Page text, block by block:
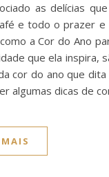
as delícias
e todo o prazer
a Cor do Ano
que ela inspira,
cor do ano que
algumas dicas de